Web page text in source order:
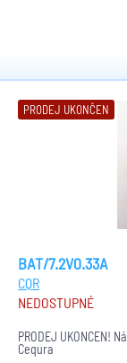
PRODEJ UKONČEN
BAT/7.2V0.33A
CQR
NEDOSTUPNÉ
PRODEJ UKONČEN!
Cequra